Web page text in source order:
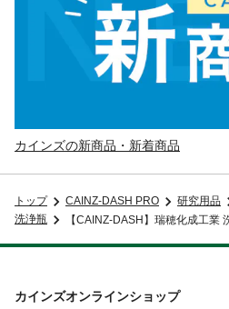
カインズの新商品・新着商品
トップ CAINZ-DASH PRO 研究用品
洗浄瓶
【CAINZ-DASH】瑞穂化成工業
カインズオンラインショップ